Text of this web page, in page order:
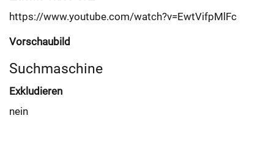
https://www.youtube.com/watch?v=EwtVifpMlFc
Vorschaubild
Suchmaschine
Exkludieren
nein